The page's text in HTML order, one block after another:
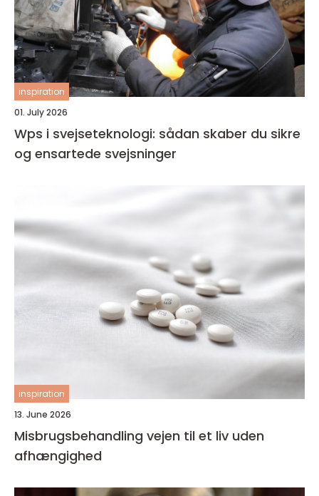
inspiration
01. July 2026
Wps i svejseteknologi: sådan skaber du sikre
og ensartede svejsninger
inspiration
13. June 2026
Misbrugsbehandling vejen til et liv uden
afhængighed